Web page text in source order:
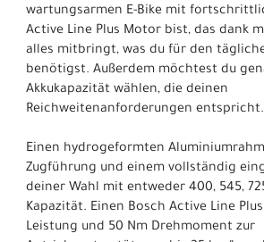
wartungsarmen E-Bike mit
Active Line Plus Motor bist, das dank
alles mitbringt, was du für den
benötigst. Außerdem möchtest du
Akkukapazität wählen, die deinen
Reichweitenanforderungen entspricht.
Einen hydrogeformten
Zugführung und einem vollständig
deiner Wahl mit entweder 400, 545,
Kapazität. Einen Bosch Active Line
Leistung und 50 Nm Drehmoment zur